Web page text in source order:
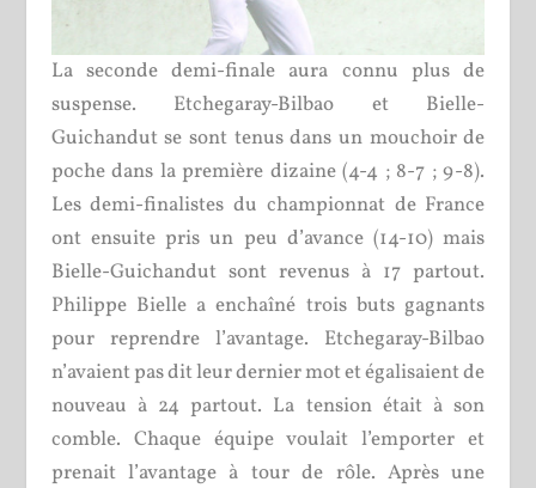
La seconde demi-finale aura connu plus de
suspense. Etchegaray-Bilbao et Bielle-
Guichandut se sont tenus dans un mouchoir de
poche dans la première dizaine (4-4 ; 8-7 ; 9-8).
Les demi-finalistes du championnat de France
ont ensuite pris un peu d’avance (14-10) mais
Bielle-Guichandut sont revenus à 17 partout.
Philippe Bielle a enchaîné trois buts gagnants
pour reprendre l’avantage. Etchegaray-Bilbao
n’avaient pas dit leur dernier mot et égalisaient de
nouveau à 24 partout. La tension était à son
comble. Chaque équipe voulait l’emporter et
prenait l’avantage à tour de rôle. Après une